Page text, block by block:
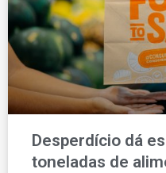
Desperdício dá
toneladas de